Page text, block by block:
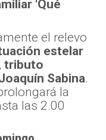
'Qué
el relevo
estelar
, tributo
Sabina.
la
las 2.00